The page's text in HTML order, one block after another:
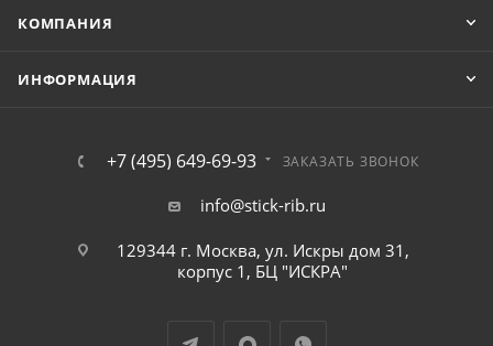
КОМПАНИЯ
ИНФОРМАЦИЯ
+7 (495) 649-69-93 ЗАКАЗАТЬ ЗВОНОК
info@stick-rib.ru
129344 г. Москва, ул. Искры дом 31,
корпус 1, БЦ "ИСКРА"